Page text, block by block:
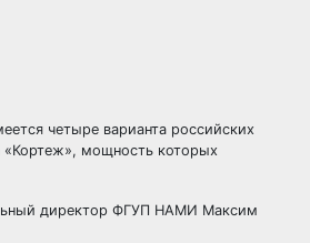
четыре варианта российских
«Кортеж», мощность которых
директор ФГУП НАМИ Максим